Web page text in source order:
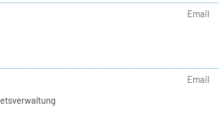
Email
Email